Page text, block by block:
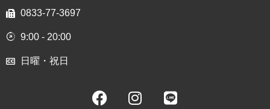
0833-77-3697
9:00 - 20:00
日曜・祝日